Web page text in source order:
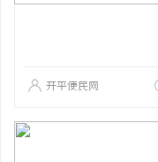
开平便民网